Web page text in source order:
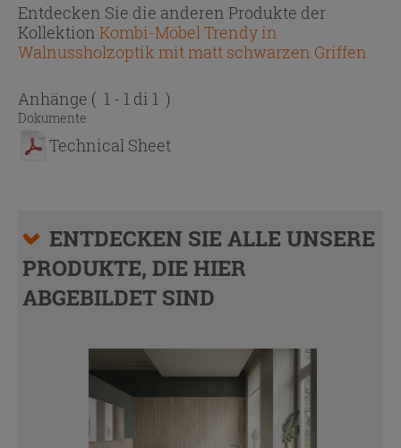
Entdecken Sie die anderen Produkte der
Kollektion Kombi-Möbel Trendy in
Walnussholzoptik mit matt schwarzen Griffen
Anhänge ( 1 - 1 di 1 )
Dokumente
Technical Sheet
ENTDECKEN SIE ALLE UNSERE
PRODUKTE, DIE HIER
ABGEBILDET SIND